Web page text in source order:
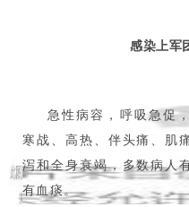
感染上军
急性病容，呼吸急促
寒战、高热、伴头痛、肌
泻和全身衰竭，多数病人
有血痰。